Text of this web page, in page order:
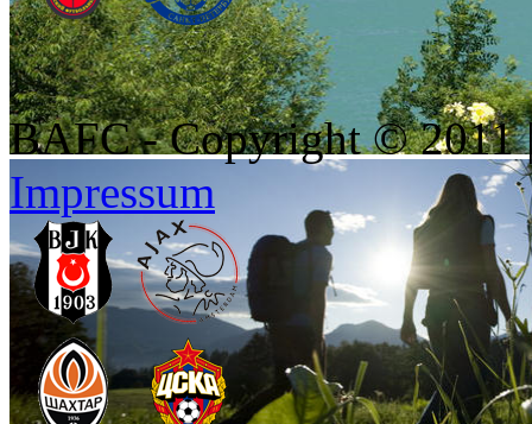
BAFC - Copyright © 2011
Impressum